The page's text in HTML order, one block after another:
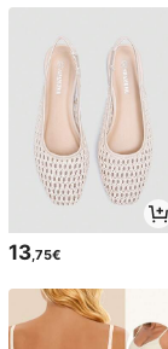
13,75€